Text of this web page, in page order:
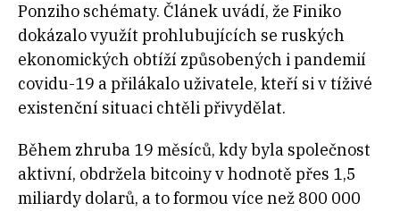
Ponziho schématy. Článek uvádí, že Finiko
dokázalo využít prohlubujících se ruských
ekonomických obtíží způsobených i pandemií
covidu-19 a přilákalo uživatele, kteří si v tíživé
existenční situaci chtěli přivydělat.
Během zhruba 19 měsíců, kdy byla společnost
aktivní, obdržela bitcoiny v hodnotě přes 1,5
miliardy dolarů, a to formou více než 800 000